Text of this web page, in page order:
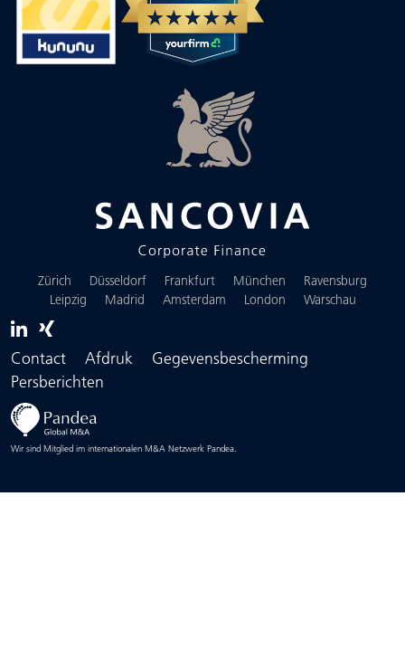
Zürich Düsseldorf Frankfurt München
Ravensburg
Leipzig
Madrid Amsterdam London Warschau
Contact Afdruk
Gegevensbescherming
Persberichten
Wir sind Mitglied im internationalen M&A Netzwerk Pandea.